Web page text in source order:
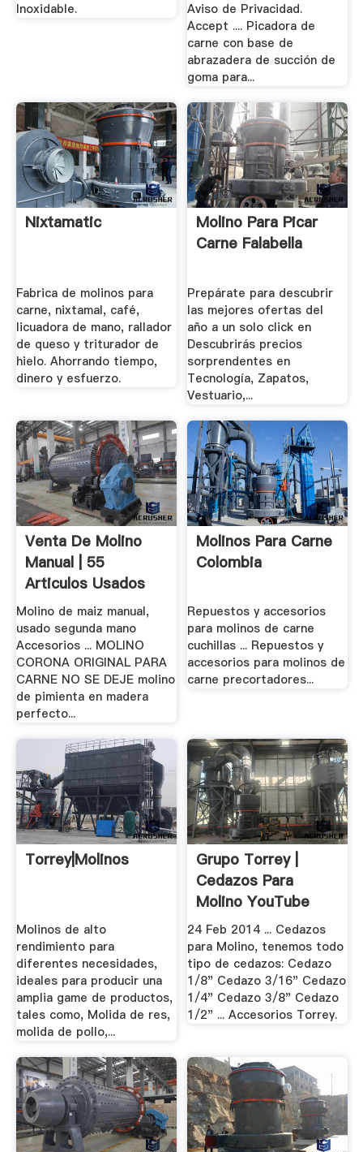
Inoxidable.
Aviso de Privacidad.
Accept .... Picadora de
carne con base de
abrazadera de succión de
goma para...
Nixtamatic
Fabrica de molinos para
carne, nixtamal, café,
licuadora de mano, rallador
de queso y triturador de
hielo. Ahorrando tiempo,
dinero y esfuerzo.
Molino Para Picar
Carne Falabella
Prepárate para descubrir
las mejores ofertas del
año a un solo click en
Descubrirás precios
sorprendentes en
Tecnología, Zapatos,
Vestuario,...
Venta De Molino
Manual | 55
Articulos Usados
Molino de maiz manual,
usado segunda mano
Accesorios ... MOLINO
CORONA ORIGINAL PARA
CARNE NO SE DEJE molino
de pimienta en madera
perfecto...
Molinos Para Carne
Colombia
Repuestos y accesorios
para molinos de carne
cuchillas ... Repuestos y
accesorios para molinos de
carne precortadores...
Torrey|Molinos
Molinos de alto
rendimiento para
diferentes necesidades,
ideales para producir una
amplia game de productos,
tales como, Molida de res,
molida de pollo,...
Grupo Torrey |
Cedazos Para
Molino YouTube
24 Feb 2014 ... Cedazos
para Molino, tenemos todo
tipo de cedazos: Cedazo
1/8" Cedazo 3/16" Cedazo
1/4" Cedazo 3/8" Cedazo
1/2" ... Accesorios Torrey.